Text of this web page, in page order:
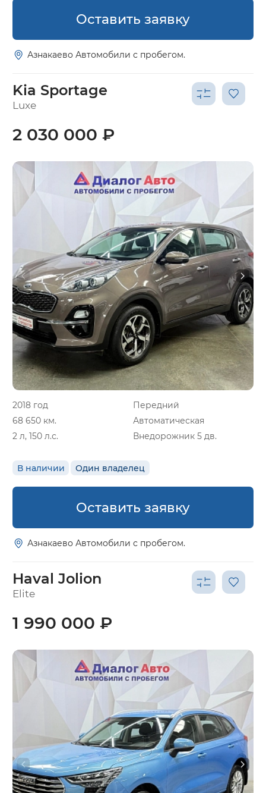
Оставить заявку
Азнакаево Автомобили с пробегом.
Kia Sportage
Luxe
2018 год
Передний
68 650 км.
Автоматическая
2 л, 150 л.с.
Внедорожник 5 дв.
В наличии Один владелец
2 030 000 ₽
Оставить заявку
Азнакаево Автомобили с пробегом.
Haval Jolion
Elite
1 990 000 ₽